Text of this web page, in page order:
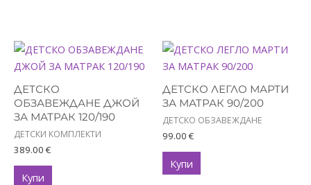
ДЕТСКО
ОБЗАВЕЖДАНЕ ДЖОЙ
ЗА МАТРАК 120/190
ДЕТСКИ КОМПЛЕКТИ
389.00 €
Купи
ДЕТСКО ЛЕГЛО МАРТИ
ЗА МАТРАК 90/200
ДЕТСКО ОБЗАВЕЖДАНЕ
99.00 €
Купи